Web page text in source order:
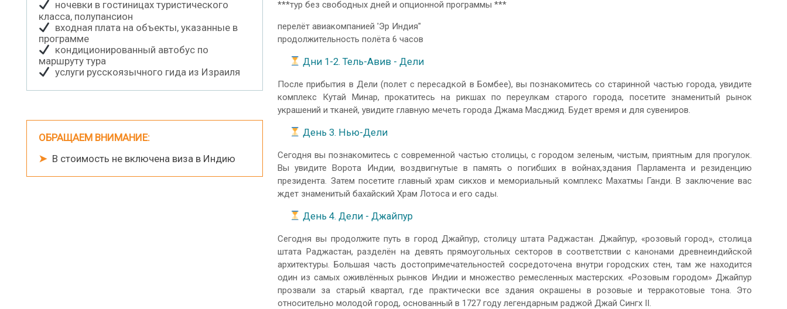
ночевки в гостиницах туристического
класса, полупансион
входная плата на объекты, указанные в
программе
кондиционированный автобус по
маршруту тура
услуги русскоязычного гида из Израиля
ОБРАЩАЕМ ВНИМАНИЕ:
➤В стоимость не включена виза в Индию
***тур без свободных дней и опционной программы ***
перелёт авиакомпанией 'Эр Индия"
продолжительность полёта 6 часов
Дни 1-2. Тель-Авив - Дели
После прибытия в Дели (полет с пересадкой в Бомбее), вы познакомитесь со старинной частью города, увидите
комплекс Кутай Минар, прокатитесь на рикшах по переулкам старого города, посетите знаменитый рынок
украшений и тканей, увидите главную мечеть города Джама Масджид. Будет время и для сувениров.
День 3. Нью-Дели
Сегодня вы познакомитесь с современной частью столицы, с городом зеленым, чистым, приятным для прогулок.
Вы увидите Ворота Индии, воздвигнутые в память о погибших в войнах,здания Парламента и резиденцию
президента. Затем посетите главный храм сикхов и мемориальный комплекс Махатмы Ганди. В заключение вас
ждет знаменитый бахайский Храм Лотоса и его сады.
День 4. Дели - Джайпур
Сегодня вы продолжите путь в город Джайпур, столицу штата Раджастан. Джайпур, «розовый город», столица
штата Раджастан, разделён на девять прямоугольных секторов в соответствии с канонами древнеиндийской
архитектуры. Большая часть достопримечательностей сосредоточена внутри городских стен, там же находится
один из самых оживлённых рынков Индии и множество ремесленных мастерских. «Розовым городом» Джайпур
прозвали за старый квартал, где практически все здания окрашены в розовые и терракотовые тона. Это
относительно молодой город, основанный в 1727 году легендарным раджой Джай Сингх II.